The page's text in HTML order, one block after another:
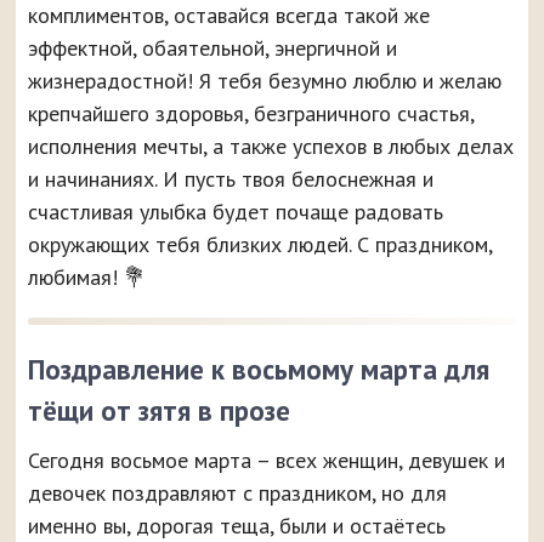
комплиментов, оставайся всегда такой же
эффектной, обаятельной, энергичной и
жизнерадостной! Я тебя безумно люблю и желаю
крепчайшего здоровья, безграничного счастья,
исполнения мечты, а также успехов в любых делах
и начинаниях. И пусть твоя белоснежная и
счастливая улыбка будет почаще радовать
окружающих тебя близких людей. С праздником,
любимая! 💐
Поздравление к восьмому марта для
тёщи от зятя в прозе
Сегодня восьмое марта – всех женщин, девушек и
девочек поздравляют с праздником, но для
именно вы, дорогая теща, были и остаётесь